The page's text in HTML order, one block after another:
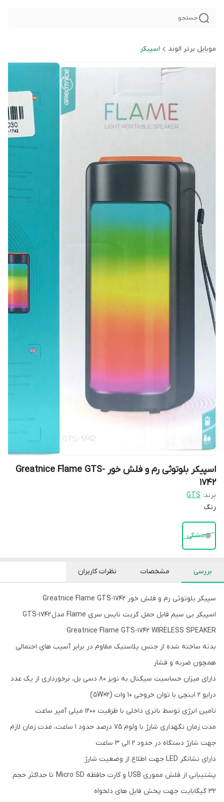
جستجو
موبایل برتر الوند اسپیکر
اسپیکر بلوتوثی رم و فلش خور Greatnice Flame GTS-
1742
برند: GTS
رنگ
مشکی
بررسی مشخصات نظرات کاربران
سپیکر بلوتوثی رم و فلش خور Greatnice Flame GTS-1742
اسپیکر بی سیم قابل حمل گریت نایس سری Flame مدل GTS-1742
Greatnice Flame GTS-1742 WIRELESS SPEAKER
بدنه ساخته شده از جنس پلاستیک مقاوم در برابر آسیب های احتمالی
همچون ضربه و فشار
دارای میزان حساسیت سیگنال به نویز 80 دسی بل، برخورداری از یک عدد
درایو 2 اینچی با توان خروجی 10 وات (2×5W)
تامین انرژی توسط باتری داخلی با ظرفیت 1200 میلی آمپر ساعت
مدت زمان نگهداری شارژ با ولوم 75 درصد حدود 1 ساعت، مدت زمان لازم
جهت شارژ دستگاه در حدود 2 الی 3 ساعت
دارای نشانگر LED جهت اطلاع از وضعیت شارژ
پشتیبانی از فلش مموری USB و کارت حافظه Micro SD تا حداکثر حجم
32 گیگابایت جهت پخش فایل های دلخواه